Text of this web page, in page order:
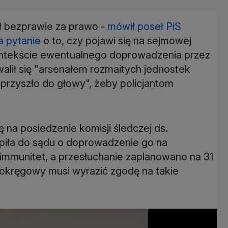
bezprawie za prawo - mówił poseł PiS
pytanie o to, czy pojawi się na sejmowej
ewentualnego doprowadzenia przez
się "arsenałem rozmaitych jednostek
do głowy", żeby policjantom
na posiedzenie komisji śledczej ds.
do sądu o doprowadzenie go na
a przesłuchanie zaplanowano na 31
musi wyrazić zgodę na takie